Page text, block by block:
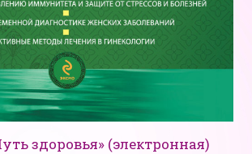
здоровья» (электронная)